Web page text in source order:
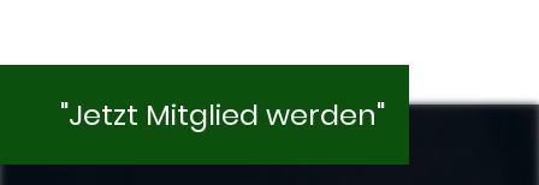
"Jetzt Mitglied werden"